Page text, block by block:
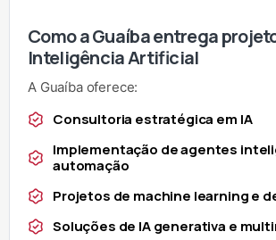
Como a Guaíba entrega
Inteligência Artificial
A Guaíba oferece:
Consultoria estratégica em IA
Implementação de agentes
automação
Projetos de machine learning e
Soluções de IA generativa e